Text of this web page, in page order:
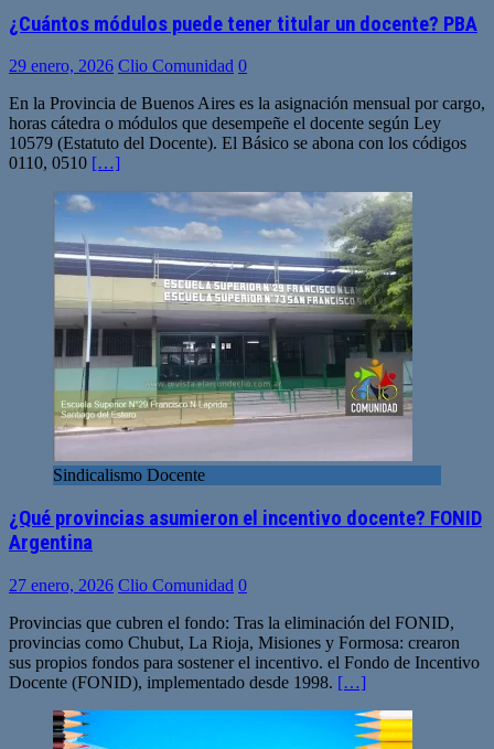
¿Cuántos módulos puede tener titular un docente? PBA
29 enero, 2026 Clio Comunidad 0
En la Provincia de Buenos Aires es la asignación mensual por cargo,
horas cátedra o módulos que desempeñe el docente según Ley
10579 (Estatuto del Docente). El Básico se abona con los códigos
0110, 0510 […]
Sindicalismo Docente
¿Qué provincias asumieron el incentivo docente? FONID
Argentina
27 enero, 2026 Clio Comunidad 0
Provincias que cubren el fondo: Tras la eliminación del FONID,
provincias como Chubut, La Rioja, Misiones y Formosa: crearon
sus propios fondos para sostener el incentivo. el Fondo de Incentivo
Docente (FONID), implementado desde 1998. […]